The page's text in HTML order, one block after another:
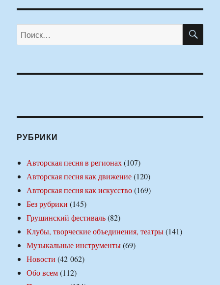
Искать:
РУБРИКИ
Авторская песня в регионах(107)
Авторская песня как движение(120)
Авторская песня как искусство(169)
Без рубрики (145)
Грушинский фестиваль(82)
Клубы, творческие объединения, театры(141)
Музыкальные инструменты(69)
Новости (42 062)
Обо всем(112)